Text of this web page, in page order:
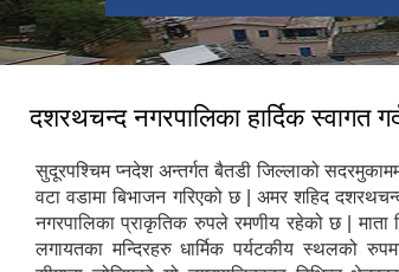
दशरथचन्द नगरपालिका हार्दिक स्वागत
सुदूरपश्चिम प्नदेश अन्तर्गत बैतडी जिल्लाको
वटा वडामा बिभाजन गरिएको छ | अमर शहिद
नगरपालिका प्राकृतिक रुपले रमणीय रहेको छ | माता
लगायतका मन्दिरहरु धार्मिक पर्यटकीय स्थलको